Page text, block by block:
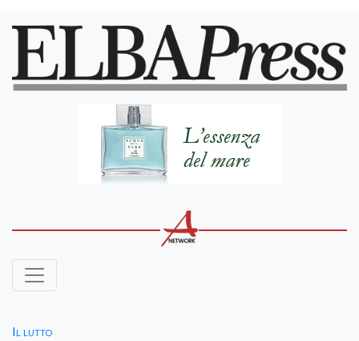
Il lutto